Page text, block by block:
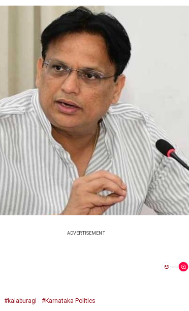
ADVERTISEMENT
ಅ
#kalaburagi #Karnataka Politics